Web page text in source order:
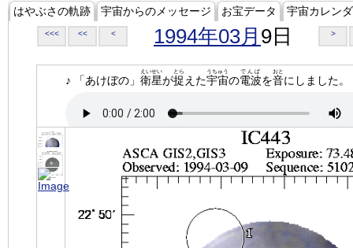
はやぶさの軌跡 宇宙からのメッセージ お宝データ 宇宙カレン
<<< << < 1994年03月 9日 >
♪ 「あけぼの」 衛星
えいせい
が捉
とら
えた宇宙
うちゅう
の電波
でんぱ
を音
おと
にしました。